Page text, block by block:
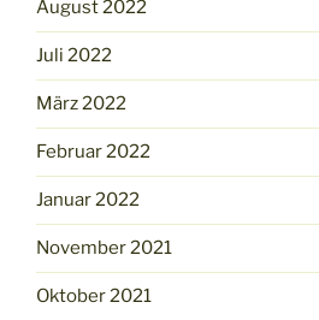
August 2022
Juli 2022
März 2022
Februar 2022
Januar 2022
November 2021
Oktober 2021